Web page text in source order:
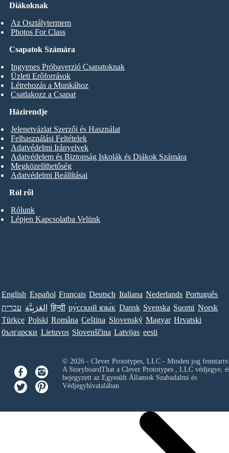
Diákoknak
Az Osztálytermem
Photos For Class
Csapatok Számára
Ingyenes Próbaverzió Csapatoknak
Üzleti Erőforrások
Létrehozás a Munkához
Csatlakozz a Csapat
Ról ről
Rólunk
Lépjen Kapcsolatba Velünk
Házirendje
Jelenetvázlat Szerzői és Használat
Felhasználási Feltételek
Adatvédelmi Irányelvek
Adatvédelem és Biztonság Iskolák és Diákok Számára
Megközelíthetőség
Adatvédelmi Beállításai
English Español Français Deutsch Italiana Nederlands Português
עברית العَرَبِيَّة हिन्दी ру́сский язы́к Dansk Svenska Suomi Norsk
Türkçe Polski Româna Ceština Slovenský Magyar Hrvatski
български Lietuvos Slovenščina Latvijas eesti
© 2026 - Clever Prototypes, LLC - Minden jog
A StoryboardThat a Clever Prototypes , LLCvédjegye,
bejegyzett az Egyesült Államok Szabadalmi és
Védjegyhivatalában